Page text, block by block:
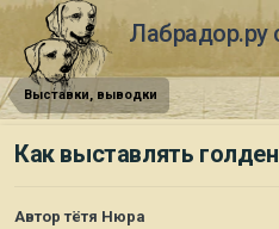
Лабрадор.ру
Выставки, выводки
Как выставлять
Автортётя Нюра